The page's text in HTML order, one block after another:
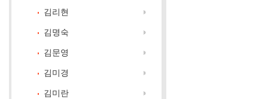
김리현
김명숙
김문영
김미경
김미란